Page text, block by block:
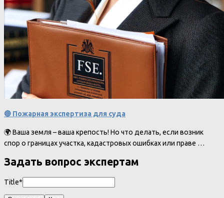
🔴 Пожарная экспертиза для суда
🌍 Ваша земля – ваша крепость! Но что делать, если возник
спор о границах участка, кадастровых ошибках или праве …
Задать вопрос экспертам
Title*